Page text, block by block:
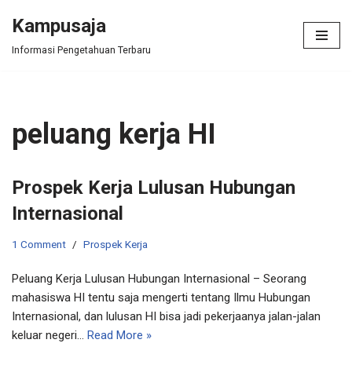
Skip
Kampusaja
Informasi Pengetahuan Terbaru
peluang kerja HI
Prospek Kerja Lulusan Hubungan
Internasional
1 Comment Prospek Kerja
Peluang Kerja Lulusan Hubungan Internasional – Seorang
mahasiswa HI tentu saja mengerti tentang Ilmu Hubungan
Internasional, dan lulusan HI bisa jadi pekerjaanya jalan-jalan
keluar negeri… Read More »